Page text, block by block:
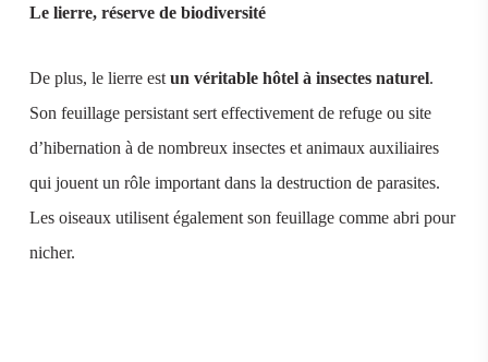
Le lierre, réserve de biodiversité
De plus, le lierre est un véritable hôtel à insectes naturel.
Son feuillage persistant sert effectivement de refuge ou site
d’hibernation à de nombreux insectes et animaux auxiliaires
qui jouent un rôle important dans la destruction de parasites.
Les oiseaux utilisent également son feuillage comme abri pour
nicher.